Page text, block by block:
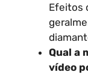
Efeitos
Qual a
vídeo